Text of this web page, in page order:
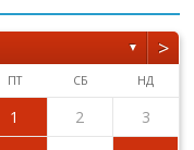
▼ >
ПТ СБ НД
1 2
3